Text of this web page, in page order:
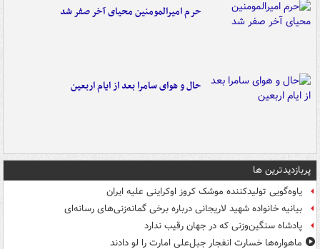
حرم امیرالمومنین محیای آخر صفر شد
حال و هوای سامرا بعد از ایام اربعین
پربازدیدترین ها
یاوه‌گویی تولیدکننده موشک کروز اوکراینی علیه ایران
بیانیه خانواده شهید لاریجانی درباره برخی گمانه‌زنی‌های رسانه‌ای
پادشاه سنگین‌وزنی که در جهان رقیب ندارد
ماهواره‌ها خسارت انفجار جبل‌علی امارت را لو دادند